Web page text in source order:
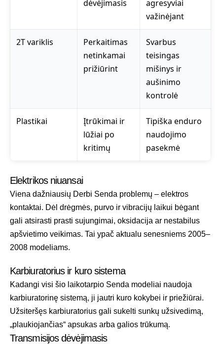
dėvėjimasis
agresyviai
važinėjant
2T variklis
Perkaitimas
netinkamai
prižiūrint
Svarbus
teisingas
mišinys ir
aušinimo
kontrolė
Plastikai
Įtrūkimai ir
lūžiai po
kritimų
Tipiška enduro
naudojimo
pasekmė
Elektrikos niuansai
Viena dažniausių Derbi Senda problemų – elektros
kontaktai. Dėl drėgmės, purvo ir vibracijų laikui bėgant
gali atsirasti prasti sujungimai, oksidacija ar nestabilus
apšvietimo veikimas. Tai ypač aktualu senesniems 2005–
2008 modeliams.
Karbiuratorius ir kuro sistema
Kadangi visi šio laikotarpio Senda modeliai naudoja
karbiuratorinę sistemą, ji jautri kuro kokybei ir priežiūrai.
Užsiteršęs karbiuratorius gali sukelti sunkų užsivedimą,
„plaukiojančias“ apsukas arba galios trūkumą.
Transmisijos dėvėjimasis